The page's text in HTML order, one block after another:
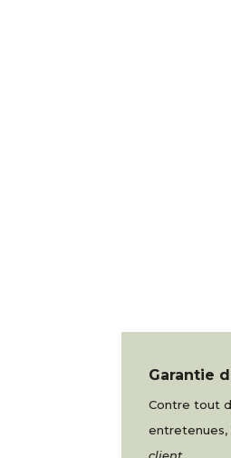
Garantie
Contre tout
entretenues,
client.